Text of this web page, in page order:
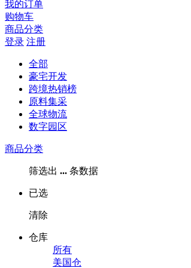
我的订单
购物车
商品分类
登录 注册
全部
豪宅开发
跨境热销榜
原料集采
全球物流
数字园区
商品分类
筛选出 ... 条数据
已选
清除
仓库
所有
美国仓